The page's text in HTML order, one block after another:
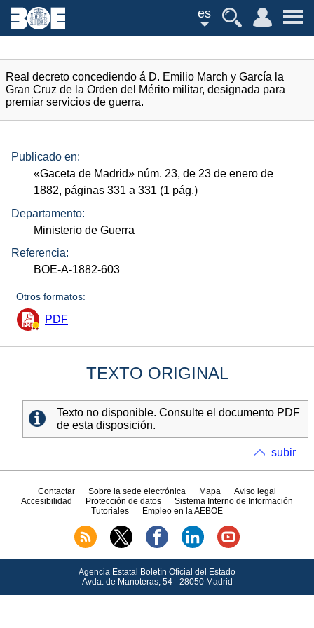
es
Real decreto concediendo á D. Emilio March y García la
Gran Cruz de la Orden del Mérito militar, designada para
premiar servicios de guerra.
Publicado en:
«Gaceta de Madrid» núm. 23, de 23 de enero de
1882, páginas 331 a 331 (1 pág.)
Departamento:
Ministerio de Guerra
Referencia:
BOE-A-1882-603
Otros formatos:
PDF
TEXTO ORIGINAL
Texto no disponible. Consulte el documento PDF
de esta disposición.
subir
Contactar Sobre la sede electrónica Mapa
Aviso legal
Accesibilidad
Protección de datos
Sistema Interno de Información
Tutoriales
Empleo en la AEBOE
Agencia Estatal Boletín Oficial del Estado
Avda.de Manoteras, 54 - 28050 Madrid